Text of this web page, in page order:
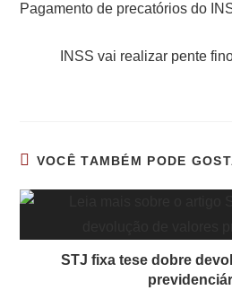
artigos
Pagamento de precatórios do
INSS vai realizar pente
VOCÊ TAMBÉM PODE
STJ fixa tese dobre